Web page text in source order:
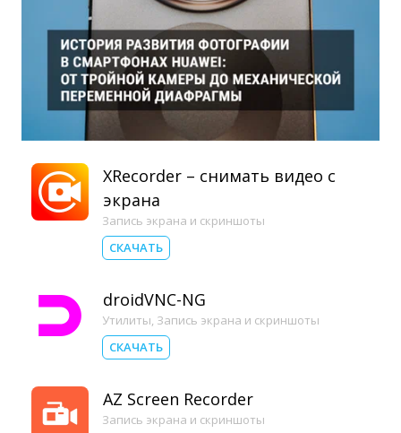
XRecorder – снимать видео с
экрана
Запись экрана и скриншоты
СКАЧАТЬ
droidVNC-NG
Утилиты, Запись экрана и скриншоты
СКАЧАТЬ
AZ Screen Recorder
Запись экрана и скриншоты